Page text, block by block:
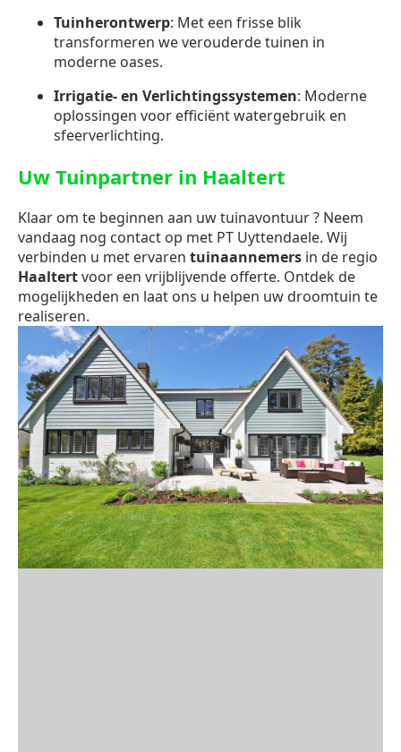
Tuinherontwerp: Met een frisse blik
transformeren we verouderde tuinen in
moderne oases.
Irrigatie- en Verlichtingssystemen: Moderne
oplossingen voor efficiënt watergebruik en
sfeerverlichting.
Uw Tuinpartner in Haaltert
Klaar om te beginnen aan uw tuinavontuur ? Neem
vandaag nog contact op met PT Uyttendaele. Wij
verbinden u met ervaren tuinaannemers in de regio
Haaltertvoor een vrijblijvende offerte. Ontdek de
mogelijkheden en laat ons u helpen uw droomtuin te
realiseren.